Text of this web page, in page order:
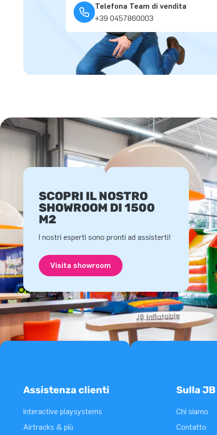
Telefona Team di vendita
+39 0457860003
SCOPRI IL NOSTRO
SHOWROOM DI 1500
M2
I nostri esperti sono pronti ad assisterti!
Visita showroom
Assistenza clienti
Interactive playsystems
Airtracks & più
Sulla JB
Chi siamo
Contatto